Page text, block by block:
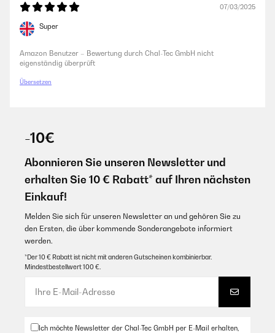
eigenständig überprüft
07/03/2025
Super
Amazon Benutzer – Bewertung durch Chal-Tec GmbH nicht
eigenständig überprüft
Übersetzen
-10€
Abonnieren Sie unseren Newsletter und
erhalten Sie 10 € Rabatt* auf Ihren nächsten
Einkauf!
Melden Sie sich für unseren Newsletter an und gehören Sie zu
den Ersten, die über kommende Sonderangebote informiert
werden.
*Der 10 € Rabatt ist nicht mit anderen Gutscheinen kombinierbar.
Mindestbestellwert 100 €.
Ich möchte Newsletter der Chal-Tec GmbH per E-Mail erhalten,